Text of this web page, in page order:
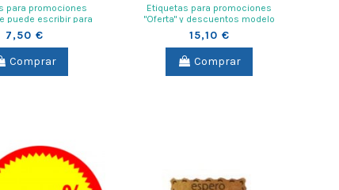
para promociones
puede escribir para
poner precio
7,50 €
Comprar
Etiquetas para promociones
"Oferta" y descuentos modelo
explosion para poner precios
15,10 €
Comprar